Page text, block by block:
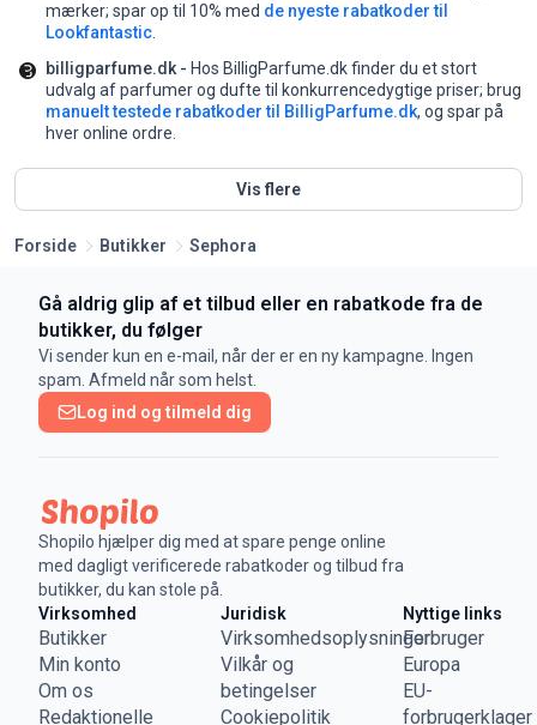
mærker; spar op til 10% med de nyeste rabatkoder til
Lookfantastic
billigparfume.dk - Hos BilligParfume.dk finder du et stort
udvalg af parfumer og dufte til konkurrencedygtige priser; brug
manuelt testede rabatkoder til BilligParfume.dk, og spar på
hver online ordre.
Vis flere
Forside Butikker Sephora
Gå aldrig glip af et tilbud eller en rabatkode fra de
butikker, du følger
Vi sender kun en e-mail, når der er en ny kampagne. Ingen
spam. Afmeld når som helst.
Log ind og tilmeld dig
Shopilo hjælper dig med at spare penge online
med dagligt verificerede rabatkoder og tilbud fra
butikker, du kan stole på.
Virksomhed
Butikker
Min konto
Om os
Redaktionelle
Juridisk
Virksomhedsoplysninger
Vilkår og
betingelser
Cookiepolitik
Nyttige links
Forbruger
Europa
EU-
forbrugerklager